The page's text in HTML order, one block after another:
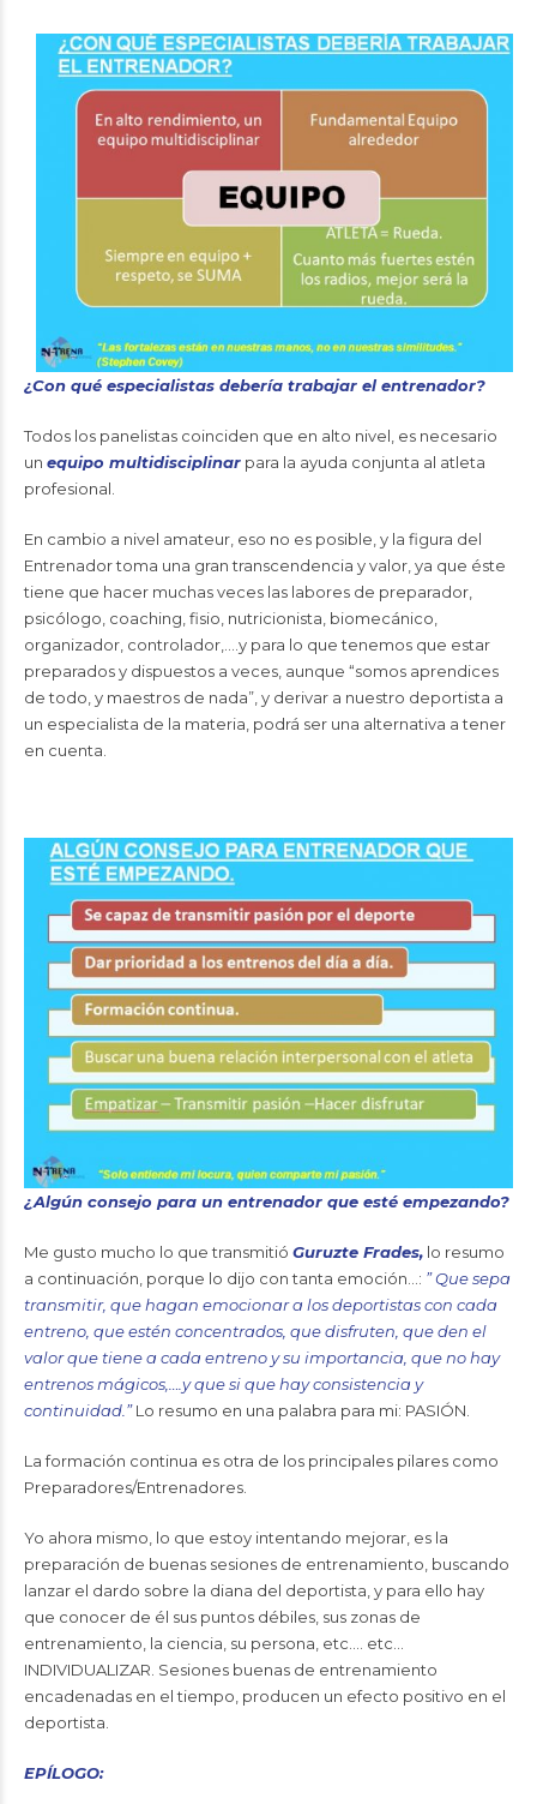
¿Con qué especialistas debería trabajar el entrenador?
Todos los panelistas coinciden que en alto nivel, es necesario
un equipo multidisciplinar para la ayuda conjunta al atleta
profesional.
En cambio a nivel amateur, eso no es posible, y la figura del
Entrenador toma una gran transcendencia y valor, ya que éste
tiene que hacer muchas veces las labores de preparador,
psicólogo, coaching, fisio, nutricionista, biomecánico,
organizador, controlador,….y para lo que tenemos que estar
preparados y dispuestos a veces, aunque “somos aprendices
de todo, y maestros de nada”, y derivar a nuestro deportista a
un especialista de la materia, podrá ser una alternativa a tener
en cuenta.
¿Algún consejo para un entrenador que esté empezando?
Me gusto mucho lo que transmitió Guruzte Frades, lo resumo
a continuación, porque lo dijo con tanta emoción…: ” Que sepa
transmitir, que hagan emocionar a los deportistas con cada
entreno, que estén concentrados, que disfruten, que den el
valor que tiene a cada entreno y su importancia, que no hay
entrenos mágicos,….y que si que hay consistencia y
continuidad.”Lo resumo en una palabra para mi: PASIÓN.
La formación continua es otra de los principales pilares como
Preparadores/Entrenadores.
Yo ahora mismo, lo que estoy intentando mejorar, es la
preparación de buenas sesiones de entrenamiento, buscando
lanzar el dardo sobre la diana del deportista, y para ello hay
que conocer de él sus puntos débiles, sus zonas de
entrenamiento, la ciencia, su persona, etc…. etc…
INDIVIDUALIZAR. Sesiones buenas de entrenamiento
encadenadas en el tiempo, producen un efecto positivo en el
deportista.
EPÍLOGO: